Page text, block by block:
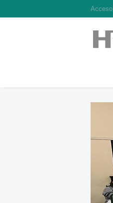
Acceso